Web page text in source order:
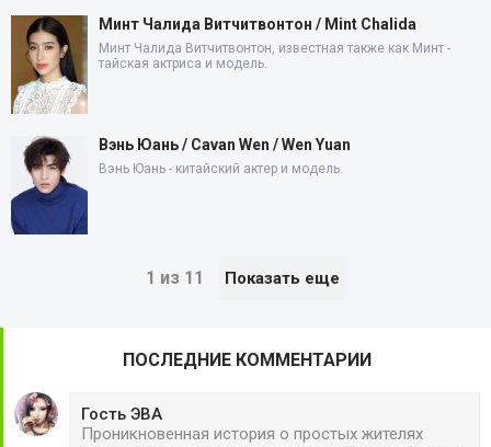
Минт Чалида Витчитвонтон / Mint Chalida
Минт Чалида Витчитвонтон, известная также как Минт -
тайская актриса и модель.
Вэнь Юань / Cavan Wen / Wen Yuan
Вэнь Юань - китайский актер и модель.
1 из 11 Показать еще
ПОСЛЕДНИЕ КОММЕНТАРИИ
Гость ЭВА
Проникновенная история о простых жителях